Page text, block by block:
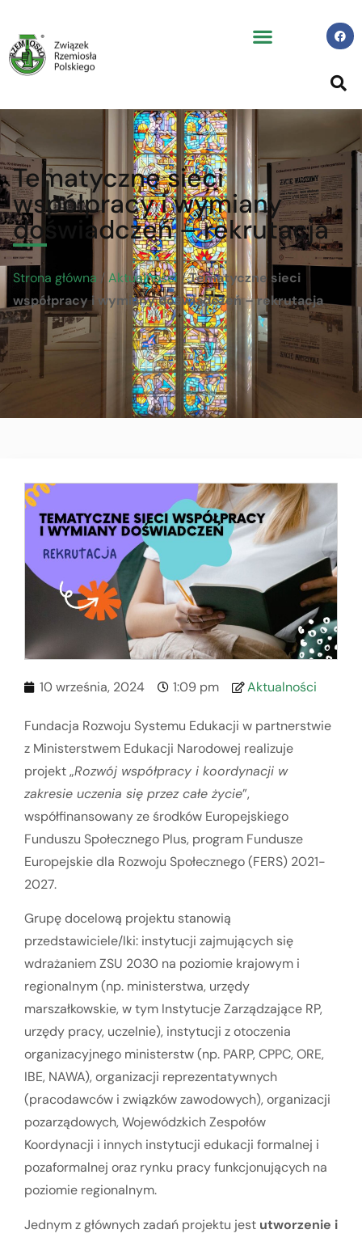
Tematyczne sieci
współpracy i wymiany
doświadczeń – rekrutacja
Strona główna / Aktualności /Tematyczne sieci
współpracy i wymiany doświadczeń – rekrutacja
10 września, 2024 1:09 pm Aktualności
Fundacja Rozwoju Systemu Edukacji w partnerstwie
z Ministerstwem Edukacji Narodowej realizuje
projekt „Rozwój współpracy i koordynacji w
zakresie uczenia się przez całe życie”,
współfinansowany ze środków Europejskiego
Funduszu Społecznego Plus, program Fundusze
Europejskie dla Rozwoju Społecznego (FERS) 2021-
2027.
Grupę docelową projektu stanowią
przedstawiciele/lki: instytucji zajmujących się
wdrażaniem ZSU 2030 na poziomie krajowym i
regionalnym (np. ministerstwa, urzędy
marszałkowskie, w tym Instytucje Zarządzające RP,
urzędy pracy, uczelnie), instytucji z otoczenia
organizacyjnego ministerstw (np. PARP, CPPC, ORE,
IBE, NAWA), organizacji reprezentatywnych
(pracodawców i związków zawodowych), organizacji
pozarządowych, Wojewódzkich Zespołów
Koordynacji i innych instytucji edukacji formalnej i
pozaformalnej oraz rynku pracy funkcjonujących na
poziomie regionalnym.
Jednym z głównych zadań projektu jest utworzenie i